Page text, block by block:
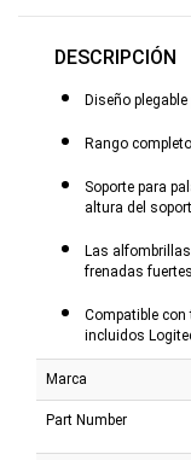
DESCRIPCIÓN
Diseño
Rango
Soporte para
altura del
Las
frenadas fuertes.
Compatible con
incluidos
Marca
Part Number